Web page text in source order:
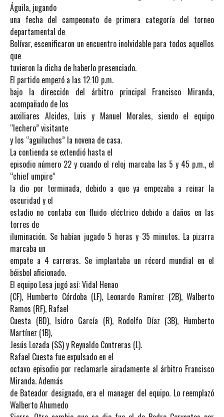
Águila, jugando
una fecha del campeonato de primera categoría del torneo
departamental de
Bolívar, escenificaron un encuentro inolvidable para todos aquellos
que
tuvieron la dicha de haberlo presenciado.
El partido empezó a las 12:10 p.m.
bajo la dirección del árbitro principal Francisco Miranda,
acompañado de los
auxiliares Alcides, Luis y Manuel Morales, siendo el equipo
“lechero” visitante
y los “aguiluchos” la novena de casa.
La contienda se extendió hasta el
episodio número 22 y cuando el reloj marcaba las 5 y 45 p.m., el
“chief umpire”
la dio por terminada, debido a que ya empezaba a reinar la
oscuridad y el
estadio no contaba con fluido eléctrico debido a daños en las
torres de
iluminación. Se habían jugado 5 horas y 35 minutos. La pizarra
marcaba un
empate a 4 carreras. Se implantaba un récord mundial en el
béisbol aficionado.
El equipo Lesa jugó así: Vidal Henao
(CF), Humberto Córdoba (LF), Leonardo Ramírez (2B), Walberto
Ramos (RF), Rafael
Cuesta (BD), Isidro García (R), Rodolfo Díaz (3B), Humberto
Martínez (1B),
Jesús Lozada (SS) y Reynaldo Contreras (L).
Rafael Cuesta fue expulsado en el
octavo episodio por reclamarle airadamente al árbitro Francisco
Miranda. Además
de Bateador designado, era el manager del equipo. Lo reemplazó
Walberto Ahumedo